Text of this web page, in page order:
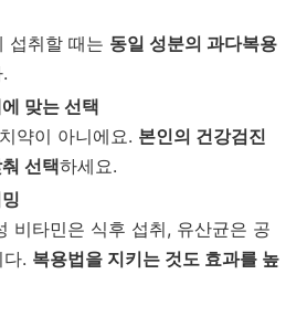
섭취할 때는 동일 성분의 과다복용
.
맞는 선택
약이 아니에요. 본인의 건강검진
선택하세요.
비타민은 식후 섭취, 유산균은 공
다. 복용법을 지키는 것도 효과를 높